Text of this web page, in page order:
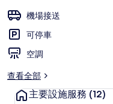
機場接送
可停車
空調
查看全部
主要設施服務 (12)